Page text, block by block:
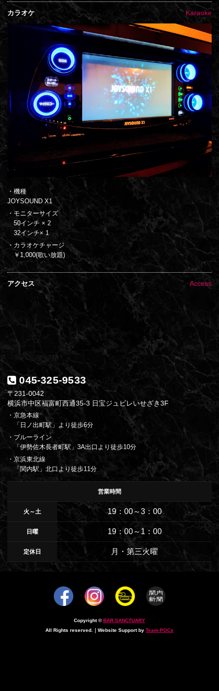
カラオケ Karaoke
・機種
JOYSOUND X1
・モニターサイズ
50インチ × 2
32インチ× 1
・カラオケチャージ
￥1,000(歌い放題)
アクセス Access
045-325-9533
〒231-0042
横浜市中区福富町西通35-3 日宝ジュビレいせざき3F
・京急本線
「日ノ出町駅」より徒歩6分
・ブルーライン
「伊勢佐木長者町駅」3A出口より徒歩10分
・京浜東北線
「関内駅」北口より徒歩11分
営業時間
火～土 19：00～3：00
日曜 19：00～1：00
定休日 月・第三火曜
Copyright ©BAR SANCTUARY
All Rights reserved.｜Website Support by Team-POCs